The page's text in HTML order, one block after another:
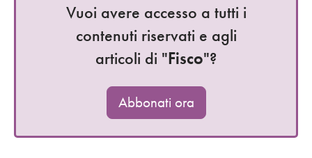
Vuoi avere accesso a tutti i
contenuti riservati e agli
articoli di "Fisco"?
Abbonati ora